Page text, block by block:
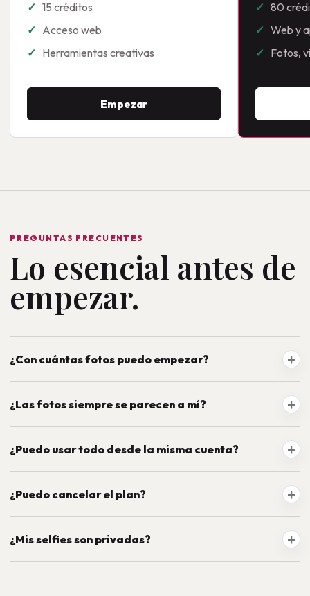
15 créditos
Acceso web
Herramientas creativas
Empezar
80
Web y
Fotos,
PREGUNTAS FRECUENTES
Lo esencial antes de
empezar.
¿Con cuántas fotos puedo empezar?
¿Las fotos siempre se parecen a mí?
¿Puedo usar todo desde la misma cuenta?
¿Puedo cancelar el plan?
¿Mis selfies son privadas?